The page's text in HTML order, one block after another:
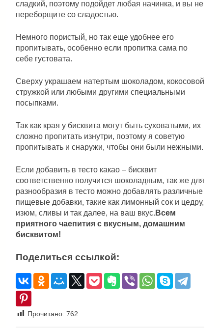
сладкий, поэтому подойдет любая начинка, и вы не
переборщите со сладостью.
Немного пористый, но так еще удобнее его
пропитывать, особенно если пропитка сама по
себе густовата.
Сверху украшаем натертым шоколадом, кокосовой
стружкой или любыми другими специальными
посыпками.
Так как края у бисквита могут быть суховатыми, их
сложно пропитать изнутри, поэтому я советую
пропитывать и снаружи, чтобы они были нежными.
Если добавить в тесто какао – бисквит
соответственно получится шоколадным, так же для
разнообразия в тесто можно добавлять различные
пищевые добавки, такие как лимонный сок и цедру,
изюм, сливы и так далее, на ваш вкус. Всем
приятного чаепития с вкусным, домашним
бисквитом!
Поделиться ссылкой:
Прочитано: 762